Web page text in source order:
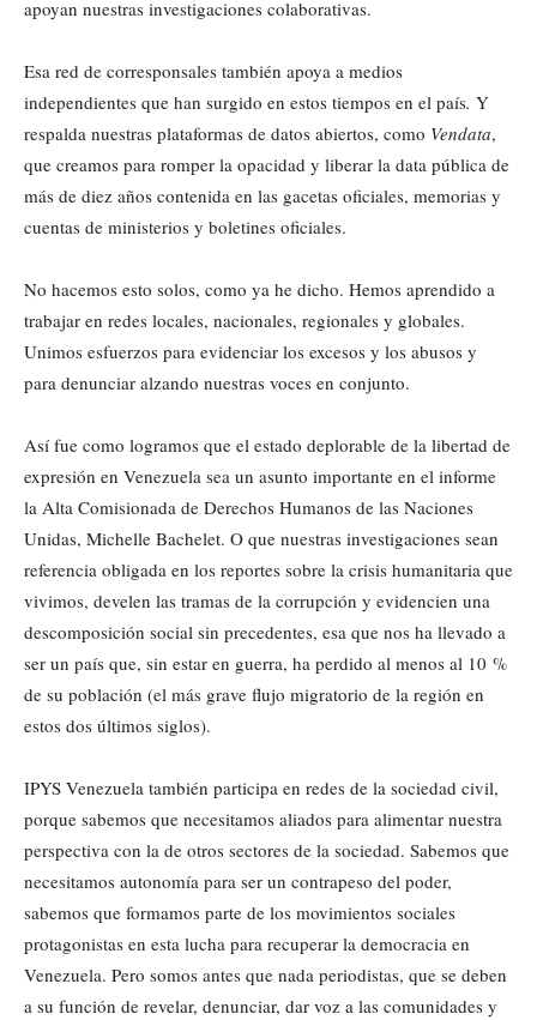
apoyan nuestras investigaciones colaborativas.
Esa red de corresponsales también apoya a medios
independientes que han surgido en estos tiempos en el país. Y
respalda nuestras plataformas de datos abiertos, como Vendata,
que creamos para romper la opacidad y liberar la data pública de
más de diez años contenida en las gacetas oficiales, memorias y
cuentas de ministerios y boletines oficiales.
No hacemos esto solos, como ya he dicho. Hemos aprendido a
trabajar en redes locales, nacionales, regionales y globales.
Unimos esfuerzos para evidenciar los excesos y los abusos y
para denunciar alzando nuestras voces en conjunto.
Así fue como logramos que el estado deplorable de la libertad de
expresión en Venezuela sea un asunto importante en el informe
la Alta Comisionada de Derechos Humanos de las Naciones
Unidas, Michelle Bachelet. O que nuestras investigaciones sean
referencia obligada en los reportes sobre la crisis humanitaria que
vivimos, develen las tramas de la corrupción y evidencien una
descomposición social sin precedentes, esa que nos ha llevado a
ser un país que, sin estar en guerra, ha perdido al menos al 10 %
de su población (el más grave flujo migratorio de la región en
estos dos últimos siglos).
IPYS Venezuela también participa en redes de la sociedad civil,
porque sabemos que necesitamos aliados para alimentar nuestra
perspectiva con la de otros sectores de la sociedad. Sabemos que
necesitamos autonomía para ser un contrapeso del poder,
sabemos que formamos parte de los movimientos sociales
protagonistas en esta lucha para recuperar la democracia en
Venezuela. Pero somos antes que nada periodistas, que se deben
a su función de revelar, denunciar, dar voz a las comunidades y